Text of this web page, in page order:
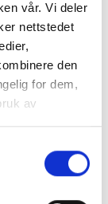
vår. Vi deler
nettstedet
den
for dem,
av